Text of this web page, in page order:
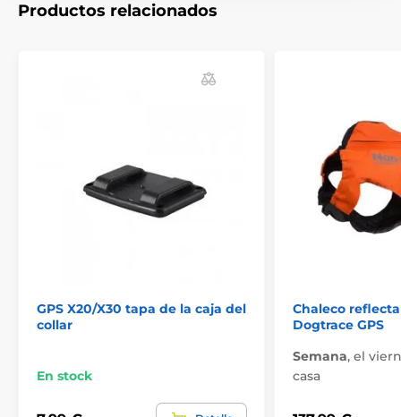
El producto aparece en las categorías
Productos relacionados
GPS X20/X30 tapa de la caja del
collar
En stock
Chaleco
Dogtrace GPS
Semana, el
casa